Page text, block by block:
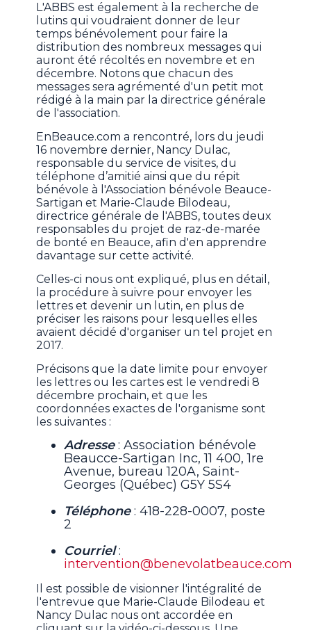
L'ABBS est également à la recherche de
lutins qui voudraient donner de leur
temps bénévolement pour faire la
distribution des nombreux messages qui
auront été récoltés en novembre et en
décembre. Notons que chacun des
messages sera agrémenté d'un petit mot
rédigé à la main par la directrice générale
de l'association.
EnBeauce.com a rencontré, lors du jeudi
16 novembre dernier, Nancy Dulac,
responsable du service de visites, du
téléphone d’amitié ainsi que du répit
bénévole à l'Association bénévole Beauce-
Sartigan et Marie-Claude Bilodeau,
directrice générale de l'ABBS, toutes deux
responsables du projet de raz-de-marée
de bonté en Beauce, afin d'en apprendre
davantage sur cette activité.
Celles-ci nous ont expliqué, plus en détail,
la procédure à suivre pour envoyer les
lettres et devenir un lutin, en plus de
préciser les raisons pour lesquelles elles
avaient décidé d'organiser un tel projet en
2017.
Précisons que la date limite pour envoyer
les lettres ou les cartes est le vendredi 8
décembre prochain, et que les
coordonnées exactes de l'organisme sont
les suivantes :
Adresse: Association bénévole
Beaucce-Sartigan Inc, 11 400, 1re
Avenue, bureau 120A, Saint-
Georges (Québec) G5Y 5S4
Téléphone: 418-228-0007, poste
2
Courriel :
intervention@benevolatbeauce.com
Il est possible de visionner l'intégralité de
l'entrevue que Marie-Claude Bilodeau et
Nancy Dulac nous ont accordée en